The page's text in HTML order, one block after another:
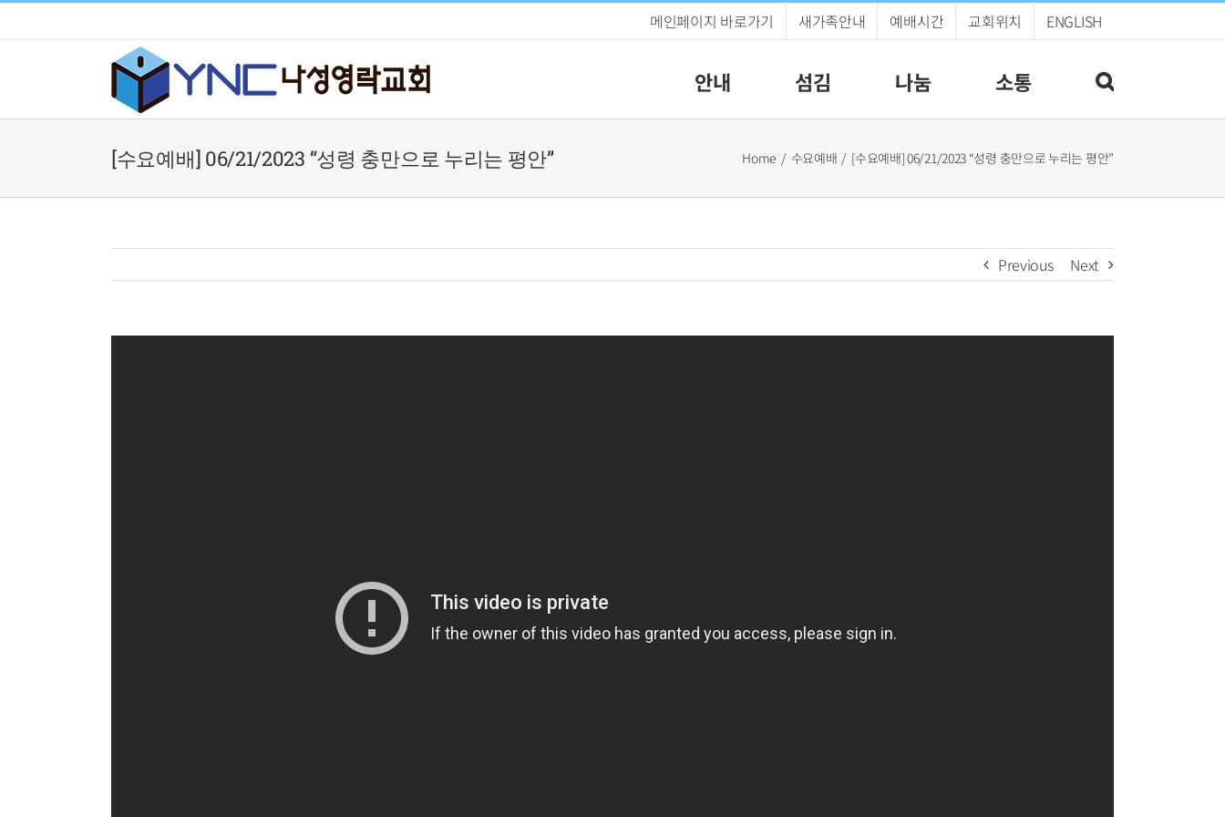
to
메인페이지 바로가기 새가족안내 예배시간 교회위치 ENGLISH
안내 섬김 나눔 소통
[수요예배] 06/21/2023 “성령 충만으로 누리는 평안” Home 수요예배 [수요예배] 06/21/2023 “성령 충만으로 누리는 평안”
Previous Next